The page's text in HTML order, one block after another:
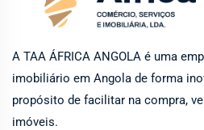
A TAA ÁFRICA ANGOLA é uma
imobiliário em Angola de forma
propósito de facilitar na compra,
imóveis.